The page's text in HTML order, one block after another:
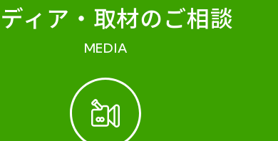
ィア・ 取材のご相談
MEDIA